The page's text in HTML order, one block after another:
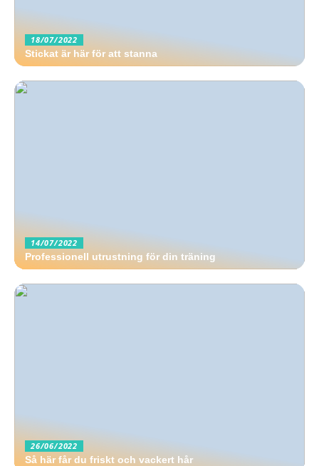
18/07/2022
Stickat är här för att stanna
14/07/2022
Professionell utrustning för din träning
26/06/2022
Så här får du friskt och vackert hår